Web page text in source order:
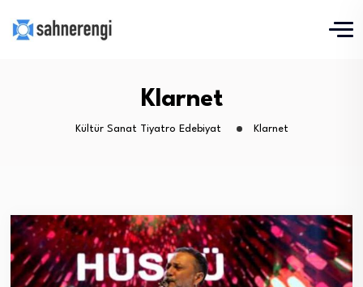
Klarnet
Kültür Sanat Tiyatro Edebiyat Klarnet